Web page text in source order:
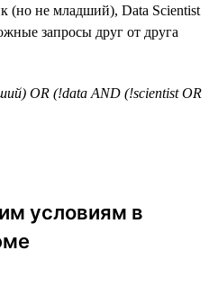
(но не младший), Data Scientist
запросы друг от друга
OR (!data AND (!scientist OR
условиям в